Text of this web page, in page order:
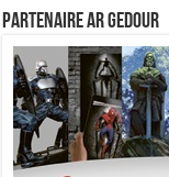
Partenaire Ar Gedour